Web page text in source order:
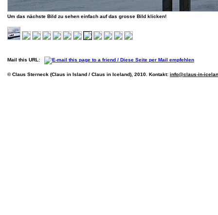
Um das nächste Bild zu sehen einfach auf das grosse Bild klicken!
Mail this URL:
© Claus Sterneck (Claus in Island / Claus in Iceland), 2010. Kontakt: info@claus-in-